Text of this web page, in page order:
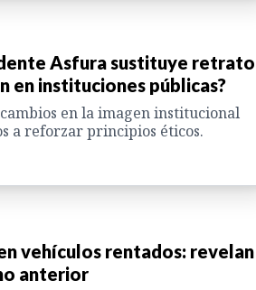
Asfura sustituye retrato
en instituciones públicas?
en la imagen institucional
a reforzar principios éticos.
vehículos rentados: revelan
anterior